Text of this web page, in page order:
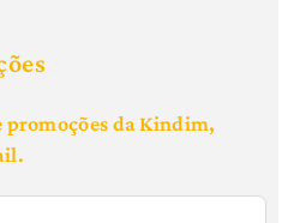
promoções da Kindim,